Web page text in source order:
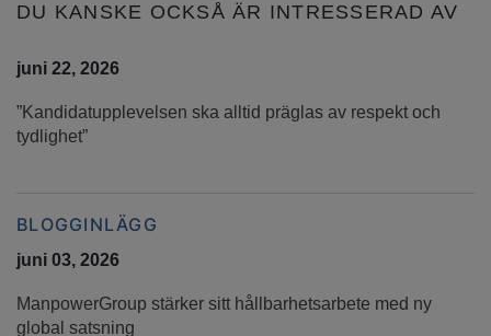
DU KANSKE OCKSÅ ÄR INTRESSERAD AV
juni 22, 2026
”Kandidatupplevelsen ska alltid präglas av respekt och
tydlighet”
BLOGGINLÄGG
juni 03, 2026
ManpowerGroup stärker sitt hållbarhetsarbete med ny
global satsning